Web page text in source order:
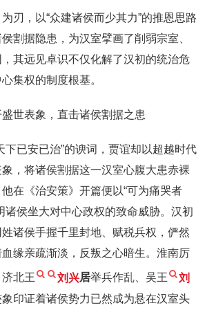
刃，以“众建诸侯而少其力”的推恩思路
割据隐患，为汉室擘画了削弱宗室、
其远见卓识不仅化解了汉初的统治危
集权的制度根基。
世表象，直击诸侯割据之患
下已安已治”的谀词，贾谊却以超越时代
，将诸侯割据这一汉室心腹大患赤裸
在《治安策》开篇便以“可为痛哭者
诸侯坐大对中心政权的致命威胁。汉初
诸侯手握千里封地、赋税兵权，俨然
缘亲疏渐淡，反叛之心暗生。淮南厉
北王 刘兴居举兵作乱、吴王
刘
印证着诸侯势力已然成为悬在汉室头